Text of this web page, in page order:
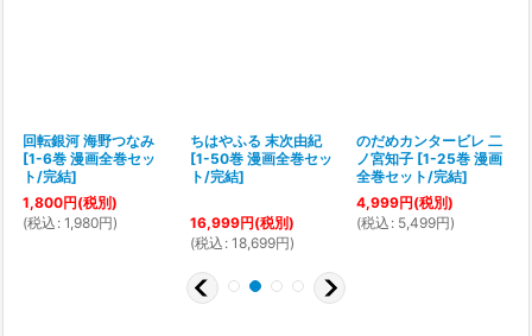
回転銀河 海野つなみ
[1-6巻 漫画全巻セッ
ト/完結]
1,800円(税別)
(税込 : 1,980円)
ちはやふる 末次由紀
[1-50巻 漫画全巻セッ
ト/完結]
16,999円(税別)
(税込 : 18,699円)
のだめカンタービレ 二
ノ宮知子 [1-25巻 漫画
全巻セット/完結]
4,999円(税別)
(税込 : 5,499円)